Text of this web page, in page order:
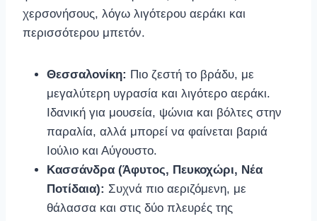
χερσονήσους, λόγω λιγότερου αεράκι και
περισσότερου μπετόν.
Θεσσαλονίκη: Πιο ζεστή το βράδυ, με
μεγαλύτερη υγρασία και λιγότερο αεράκι.
Ιδανική για μουσεία, ψώνια και βόλτες στην
παραλία, αλλά μπορεί να φαίνεται βαριά
Ιούλιο και Αύγουστο.
Κασσάνδρα (Άφυτος, Πευκοχώρι, Νέα
Ποτίδαια): Συχνά πιο αεριζόμενη, με
θάλασσα και στις δύο πλευρές της